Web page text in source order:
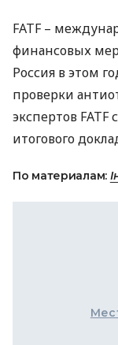
FATF –
финансовых
Россия в этом
проверки
экспертов FATF
итогового
По материалам: